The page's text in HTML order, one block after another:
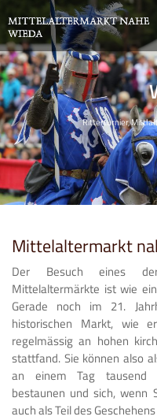
Ritterturnier,
Mittelaltermarkt
Der Besuch eines
Mittelaltermärkte ist wie
Gerade noch im 21.
historischen Markt, wie
regelmässig an hohen
stattfand. Sie können also
an einem Tag tausend
bestaunen und sich, wenn
auch als Teil des